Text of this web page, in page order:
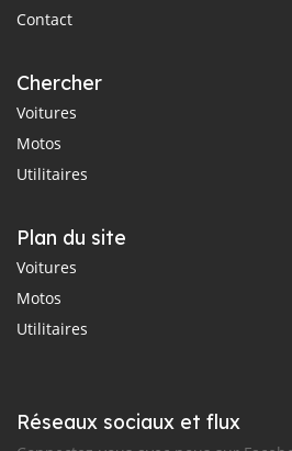
Contact
Chercher
Voitures
Motos
Utilitaires
Plan du site
Voitures
Motos
Utilitaires
Réseaux sociaux et flux